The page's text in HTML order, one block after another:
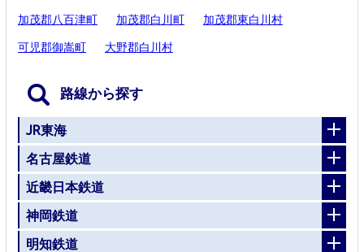
加茂郡八百津町 加茂郡白川町 加茂郡東白川村
可児郡御嵩町 大野郡白川村
路線から探す
JR東海
名古屋鉄道
近畿日本鉄道
神岡鉄道
明知鉄道